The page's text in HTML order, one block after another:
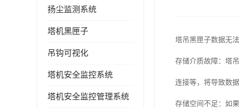
扬尘监测系统
塔机黑匣子
吊钩可视化
塔机安全监控系统
塔机安全监控管理系统
塔吊黑匣子数据无
存储介质故障：塔
连接等，将导致数
存储空间不足：如